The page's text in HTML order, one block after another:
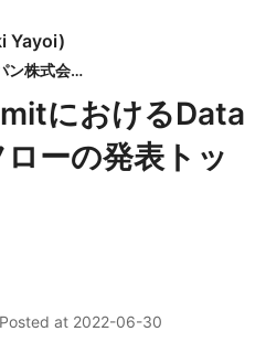
Yayoi)
データブリックス・ジャパン株式会社
におけるData
ーの発表トッ
Posted at 2022-06-30